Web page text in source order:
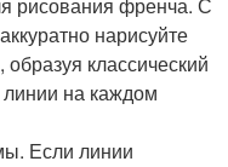
нарисуйте
классический
на каждом
Если линии